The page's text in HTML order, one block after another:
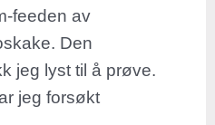
feeden av
Den
jeg lyst til å prøve.
jeg forsøkt